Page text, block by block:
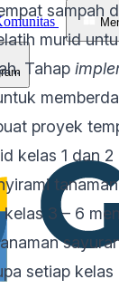
sampah
murid
Tahap
proyek
kelas 1 dan
3 – 6
setiap